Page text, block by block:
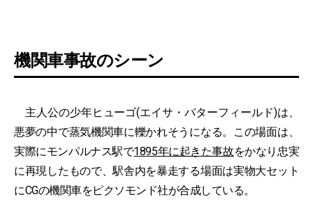
機関車事故のシーン
主人公の少年ヒューゴ(エイサ・バターフィールド)は、
悪夢の中で蒸気機関車に轢かれそうになる。この場面は、
実際にモンパルナス駅で1895年に起きた事故をかなり忠実
に再現したもので、駅舎内を暴走する場面は実物大セット
にCGの機関車をピクソモンド社が合成している。